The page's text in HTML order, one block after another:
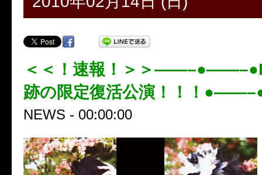
＜＜！速報！＞＞
跡の限定復活公演！！！
NEWS - 00:00:00